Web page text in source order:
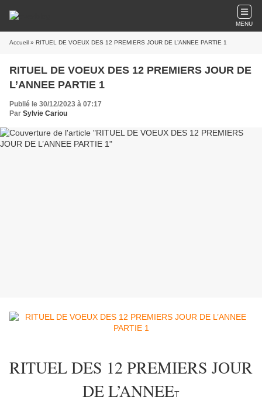
MENU
Accueil » RITUEL DE VOEUX DES 12 PREMIERS JOUR DE L’ANNEE PARTIE 1
RITUEL DE VOEUX DES 12 PREMIERS JOUR DE
L’ANNEE PARTIE 1
Publié le 30/12/2023 à 07:17
Par Sylvie Cariou
RITUEL DES 12 PREMIERS JOUR
DE L’ANNEET